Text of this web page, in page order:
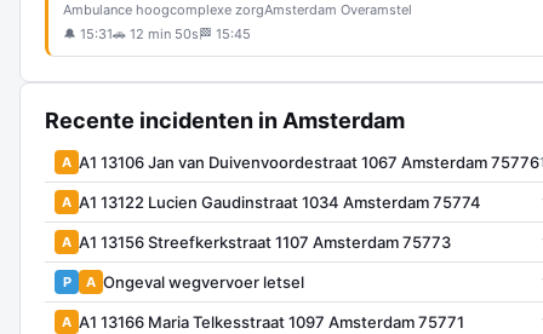
Ambulance hoogcomplexe zorgAmsterdam Overamstel
🔔 15:31🚗 12 min 50s 🏁 15:45
Recente incidenten in Amsterdam
A A1 13106 Jan van Duivenvoordestraat 1067 Amsterdam 75776
A A1 13122 Lucien Gaudinstraat 1034 Amsterdam 75774
A A1 13156 Streefkerkstraat 1107 Amsterdam 75773
P A Ongeval wegvervoer letsel
A A1 13166 Maria Telkesstraat 1097 Amsterdam 75771